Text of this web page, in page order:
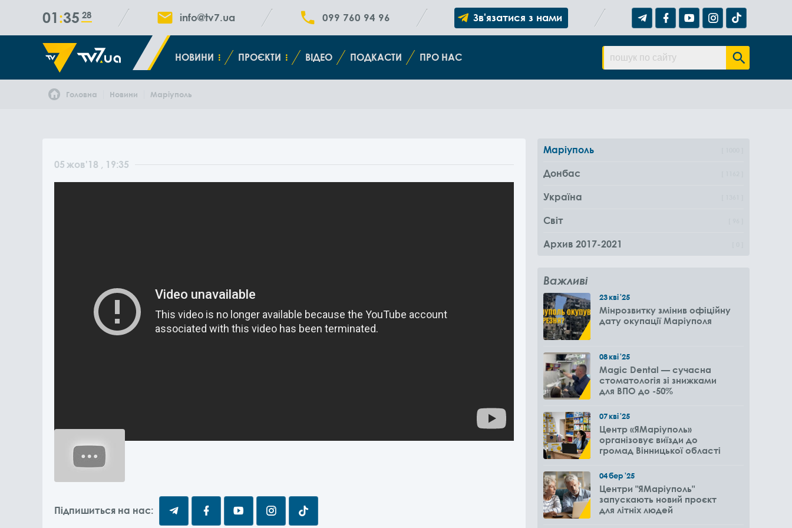
01 35 28 info@tv7.ua 099 760 94 96 Зв'язатися з нами
НОВИНИ ПРОЄКТИ ВІДЕО ПОДКАСТИ ПРО НАС
Головна Новини Маріуполь
05 жов'18 , 19:35
Підпишиться на нас:
Маріуполь
Донбас
Україна
Світ
Архив 2017-2021
Важливі
23кві'25
Мінрозвитку змінив офіційну
дату окупації Маріуполя
08кві'25
Magic Dental — сучасна
стоматологія зі знижками
для ВПО до -50%
07кві'25
Центр «ЯМаріуполь»
організовує виїзди до
громад Вінницької області
04бер'25
Центри "ЯМаріуполь"
запускають новий проєкт
для літніх людей